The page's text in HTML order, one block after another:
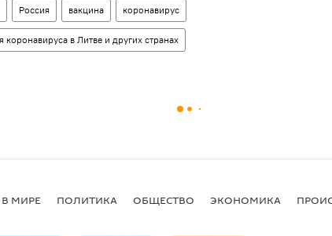
Россия вакцина коронавирус
коронавируса в Литве и других странах
В МИРЕ ПОЛИТИКА ОБЩЕСТВО ЭКОНОМИКА